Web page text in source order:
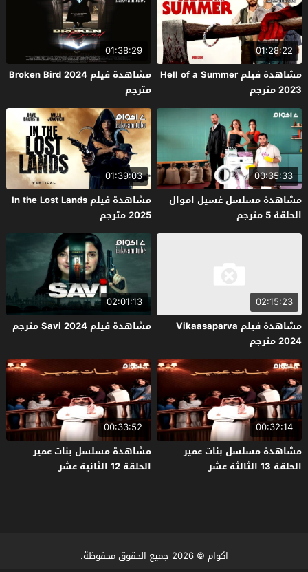
01:28:22
مشاهدة فيلم Hell of a Summer
2023 مترجم
01:38:29
مشاهدة فيلم Broken Bird 2024
مترجم
00:35:33
مشاهدة مسلسل غسيل اموال
الحلقة 5 مترجم
01:39:03
مشاهدة فيلم In the Lost Lands
2025 مترجم
02:15:23
مشاهدة فيلم Vikaasaparva
2024 مترجم
02:01:13
مشاهدة فيلم Savi 2024 مترجم
00:32:14
مشاهدة مسلسل بنات عمير
الحلقة 13 الثالثة عشر
00:33:52
مشاهدة مسلسل بنات عمير
الحلقة 12 الثانية عشر
اكوام © 2026 جميع الحقوق محفوظة.